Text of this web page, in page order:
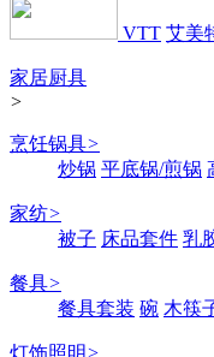
VTT 艾美
家居厨具
>
烹饪锅具>
炒锅 平底锅/煎锅
家纺>
被子 床品套件 乳
餐具>
餐具套装 碗 木筷
灯饰照明>